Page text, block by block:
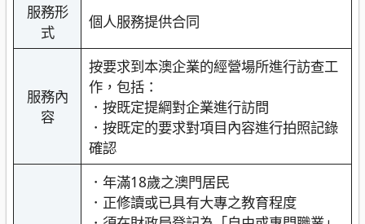
服務形
式
個人服務提供合同
服務內
容
按要求到本澳企業的經營場所進行訪查工
作，包括：
．按既定提綱對企業進行訪問
．按既定的要求對項目內容進行拍照記錄
確認
．年滿18歲之澳門居民
．正修讀或已具有大專之教育程度